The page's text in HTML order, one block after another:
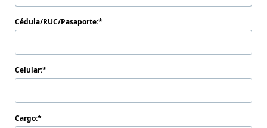
Cédula/RUC/Pasaporte:
Celular:
Cargo: